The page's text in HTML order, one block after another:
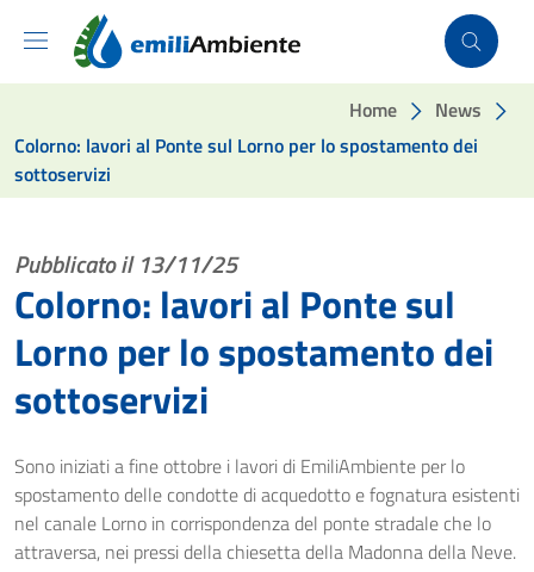
Vai ai contenuti
Vai al footer
Home
News
Colorno: lavori al Ponte sul Lorno per lo spostamento dei
sottoservizi
Pubblicato il 13/11/25
Colorno: lavori al Ponte sul
Lorno per lo spostamento dei
sottoservizi
Sono iniziati a fine ottobre i lavori di EmiliAmbiente per lo
spostamento delle condotte di acquedotto e fognatura esistenti
nel canale Lorno in corrispondenza del ponte stradale che lo
attraversa, nei pressi della chiesetta della Madonna della Neve.